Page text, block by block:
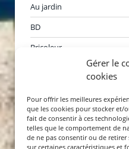
Gérer le
cookies
Pour offrir les meilleures
que les cookies pour stocker et/
fait de consentir à ces
telles que le comportement de
de ne pas consentir ou de
sur certaines caractéristiques et
Au jardin
BD
Bricoleur
Jeux
Karaoké